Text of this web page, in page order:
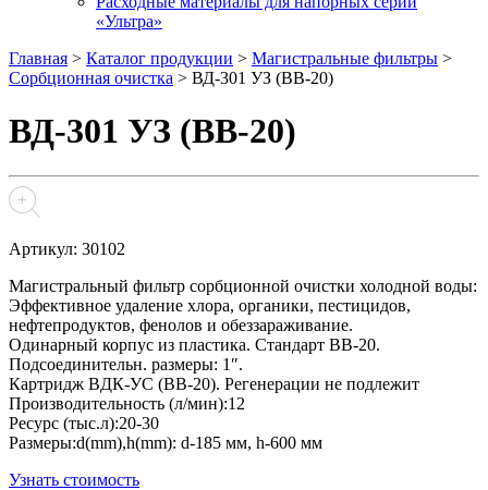
«Ультра»
Главная > Каталог продукции > Магистральные фильтры >
Сорбционная очистка > ВД-301 УЗ (ВВ-20)
ВД-301 УЗ (ВВ-20)
Артикул: 30102
Магистральный фильтр сорбционной очистки холодной воды:
Эффективное удаление хлора, органики, пестицидов,
нефтепродуктов, фенолов и обеззараживание.
Одинарный корпус из пластика. Стандарт BB-20.
Подсоединительн. размеры: 1″.
Картридж BДК-УС (BB-20). Регенерации не подлежит
Производительность (л/мин):12
Ресурс (тыс.л):20-30
Размеры:d(mm),h(mm): d-185 мм, h-600 мм
Узнать стоимость